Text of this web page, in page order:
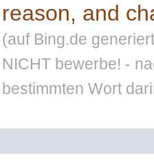
reason, and
(auf Bing.de
NICHT bewerbe! -
bestimmten Wort